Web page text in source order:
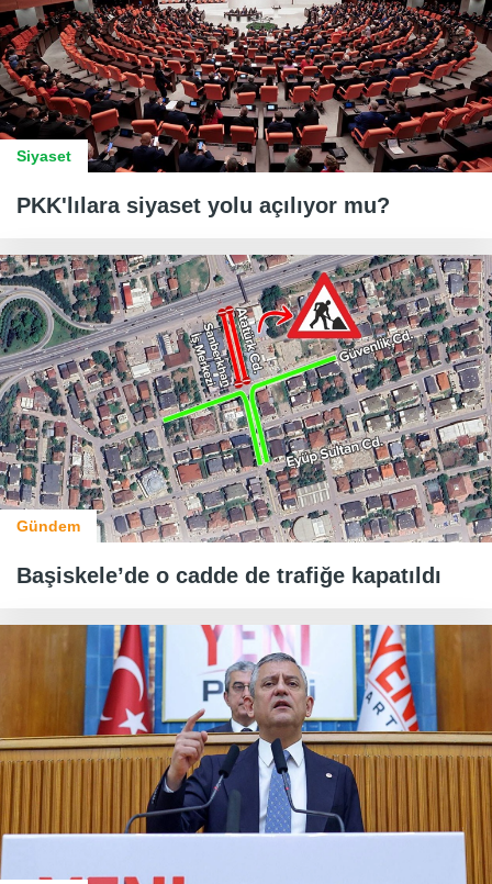
Siyaset
PKK'lılara siyaset yolu açılıyor mu?
Gündem
Başiskele’de o cadde de trafiğe kapatıldı